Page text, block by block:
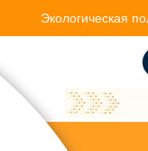
Экологическая